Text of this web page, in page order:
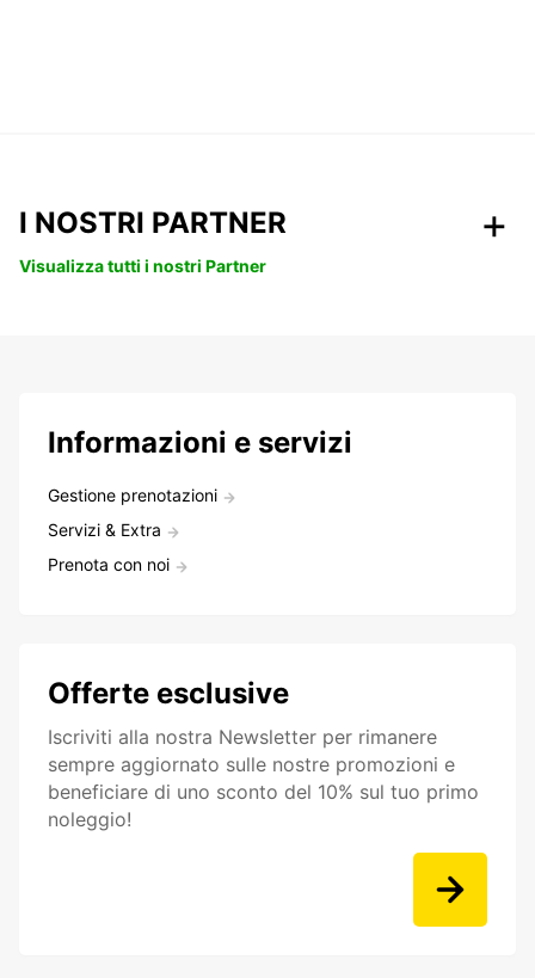
I NOSTRI PARTNER
Visualizza tutti i nostri Partner
Informazioni e servizi
Gestione prenotazioni
Servizi & Extra
Prenota con noi
Offerte esclusive
Iscriviti alla nostra Newsletter per rimanere
sempre aggiornato sulle nostre promozioni e
beneficiare di uno sconto del 10% sul tuo primo
noleggio!